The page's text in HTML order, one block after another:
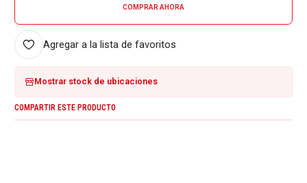
COMPRAR AHORA
Agregar a la lista de favoritos
Mostrar stock de ubicaciones
COMPARTIR ESTE PRODUCTO